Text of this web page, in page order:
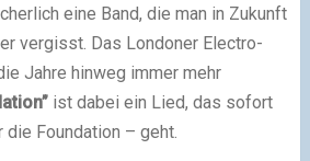
eine Band, die man in Zukunft
vergisst. Das Londoner Electro-
Jahre hinweg immer mehr
ist dabei ein Lied, das sofort
die Foundation – geht.